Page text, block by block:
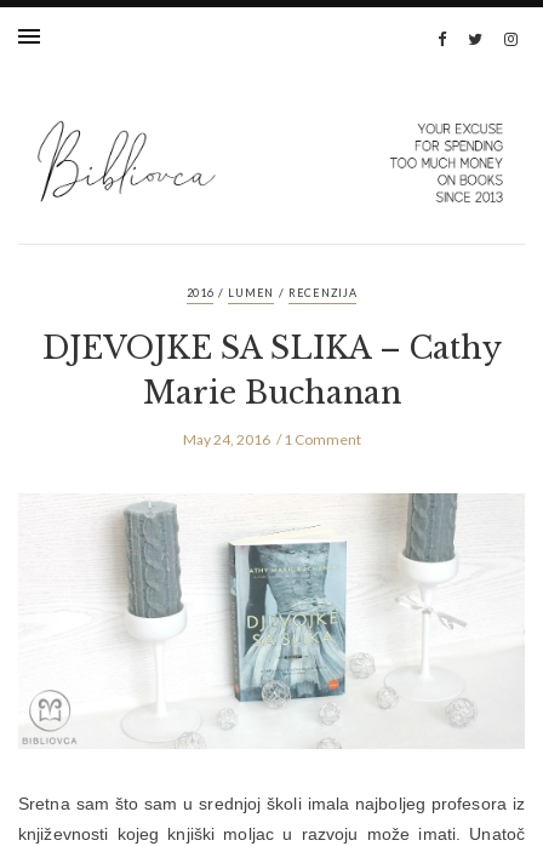
2016 / LUMEN / RECENZIJA
DJEVOJKE SA SLIKA – Cathy
Marie Buchanan
May 24, 2016 1 Comment
Sretna sam što sam u srednjoj školi imala najboljeg profesora iz
književnosti kojeg knjiški moljac u razvoju može imati. Unatoč